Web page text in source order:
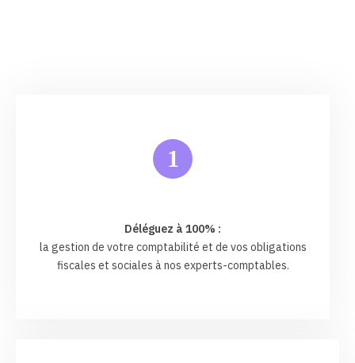
1
Déléguez à 100% :
la gestion de votre comptabilité et de vos obligations
fiscales et sociales à nos experts-comptables.